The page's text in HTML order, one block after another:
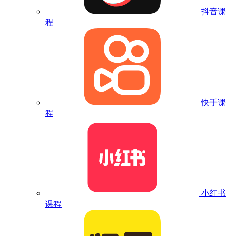
抖音课
程
快手课
程
小红书
课程